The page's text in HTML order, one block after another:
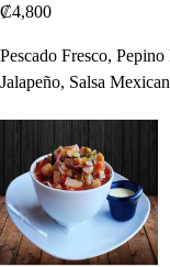
₡4,800
Pescado Fresco,
Jalapeño, Salsa